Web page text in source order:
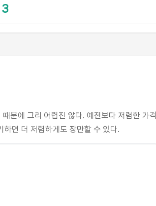
문에 그리 어렵진 않다. 예전보다 저렴한 가격
면 더 저렴하게도 장만할 수 있다.